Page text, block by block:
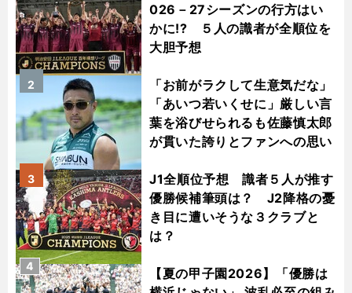
026－27シーズンの行方はい
かに!? ５人の識者が全順位を
大胆予想
「お前がラクして生意気だな」
「あいつ若いくせに」厳しい言
葉を浴びせられるも佐藤慎太郎
が貫いた誇りとファンへの思い
2
J1全順位予想 識者５人が推す
優勝候補筆頭は？ J2降格の憂
き目に遭いそうな３クラブと
は？
3
【夏の甲子園2026】「優勝は
4